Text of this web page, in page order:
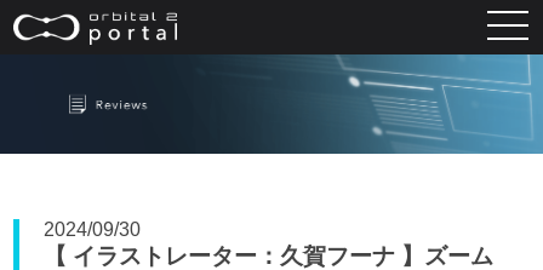
2024/09/30
【 イラストレーター：久賀フーナ 】ズーム